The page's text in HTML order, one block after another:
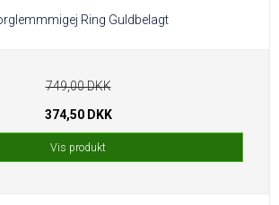
Ring Guldbelagt
749,00 DKK
374,50 DKK
Vis produkt